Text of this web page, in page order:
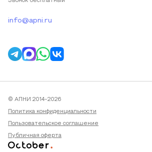
info@apni.ru
© АПНИ 2014-2026
Политика конфиденциальности
Пользовательское соглашение
Публичная оферта